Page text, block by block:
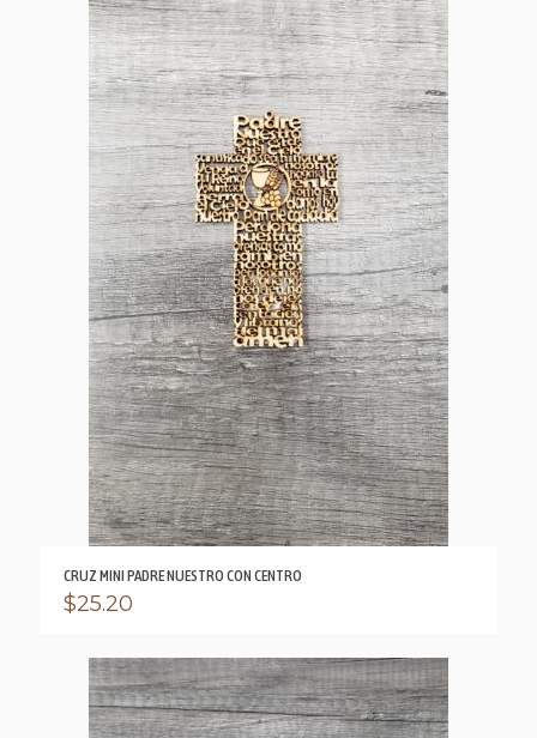
CRUZ MINI PADRE NUESTRO CON CENTRO
$25.20